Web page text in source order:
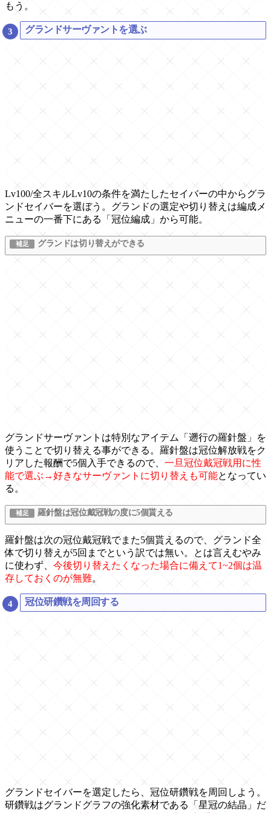
もう。
グランドサーヴァントを選ぶ
Lv100/全スキルLv10の条件を満たしたセイバーの中からグラ
ンドセイバーを選ぼう。グランドの選定や切り替えは編成メ
ニューの一番下にある「冠位編成」から可能。
グランドは切り替えができる
グランドサーヴァントは特別なアイテム「遡行の羅針盤」を
使うことで切り替える事ができる。羅針盤は冠位解放戦をク
リアした報酬で5個入手できるので、 一旦冠位戴冠戦用に性
能で選ぶ→好きなサーヴァントに切り替えも可能となってい
る。
羅針盤は冠位戴冠戦の度に5個貰える
羅針盤は次の冠位戴冠戦でまた5個貰えるので、グランド全
体で切り替えが5回までという訳では無い。とは言えむやみ
に使わず、 今後切り替えたくなった場合に備えて1~2個は温
存しておくのが無難。
冠位研鑽戦を周回する
グランドセイバーを選定したら、冠位研鑽戦を周回しよう。
研鑽戦はグランドグラフの強化素材である「星冠の結晶」だ